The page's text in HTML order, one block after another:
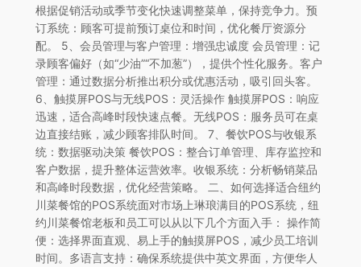
根据促销活动或季节变化快速调整菜单，保持竞争力。预
订系统：顾客可提前预订桌位和时间，优化餐厅资源分
配。 5、会员管理与客户管理：增强忠诚度 会员管理：记
录顾客偏好（如“少油”“不加葱”），提供个性化服务。客户
管理：通过数据分析推出积分或优惠活动，吸引回头客。
6、触摸屏POS与无线POS：灵活操作 触摸屏POS：响应
迅速，适合高峰时段快速点餐。无线POS：服务员可在桌
边直接结账，减少顾客排队时间。 7、餐饮POS与收银系
统：数据驱动决策 餐饮POS：整合订单管理、库存监控和
客户数据，提升整体运营效率。收银系统：分析畅销菜品
和高峰时段数据，优化经营策略。 二、如何选择适合纽约
川菜餐馆的POS系统面对市场上琳琅满目的POS系统，纽
约川菜餐馆老板和员工可以从以下几个方面入手： 操作简
便：选择界面直观、易上手的触摸屏POS，减少员工培训
时间。多语言支持：确保系统提供中英文界面，方便华人